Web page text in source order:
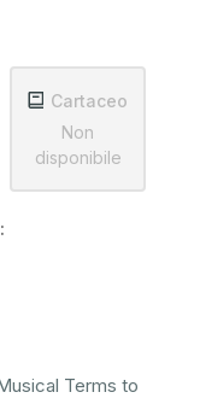
Cartaceo
Non
disponibile
Terms to